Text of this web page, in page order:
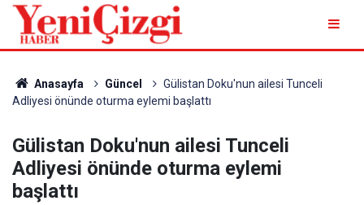
Anasayfa Güncel
Gülistan Doku'nun ailesi Tunceli
Adliyesi önünde oturma eylemi başlattı
Gülistan Doku'nun ailesi Tunceli
Adliyesi önünde oturma eylemi
başlattı